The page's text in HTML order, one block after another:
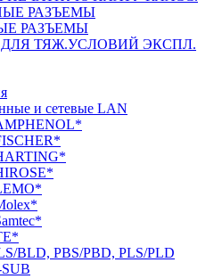
РАЗЪЕМЫ
РАЗЪЕМЫ
ДЛЯ ТЯЖ.УСЛОВИЙ ЭКСПЛ.
и сетевые LAN
BLD, PBS/PBD, PLS/PLD